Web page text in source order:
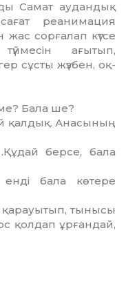
Самат ау­дан­дық
реанимация
жас сорға­лап күтсе
ағытып,
сұсты жүзбен, оқ­
Бала ше?
қалдық. Анасының
берсе, бала
ен­ді бала көтере
тынысы
қолдап ұр­ғандай,